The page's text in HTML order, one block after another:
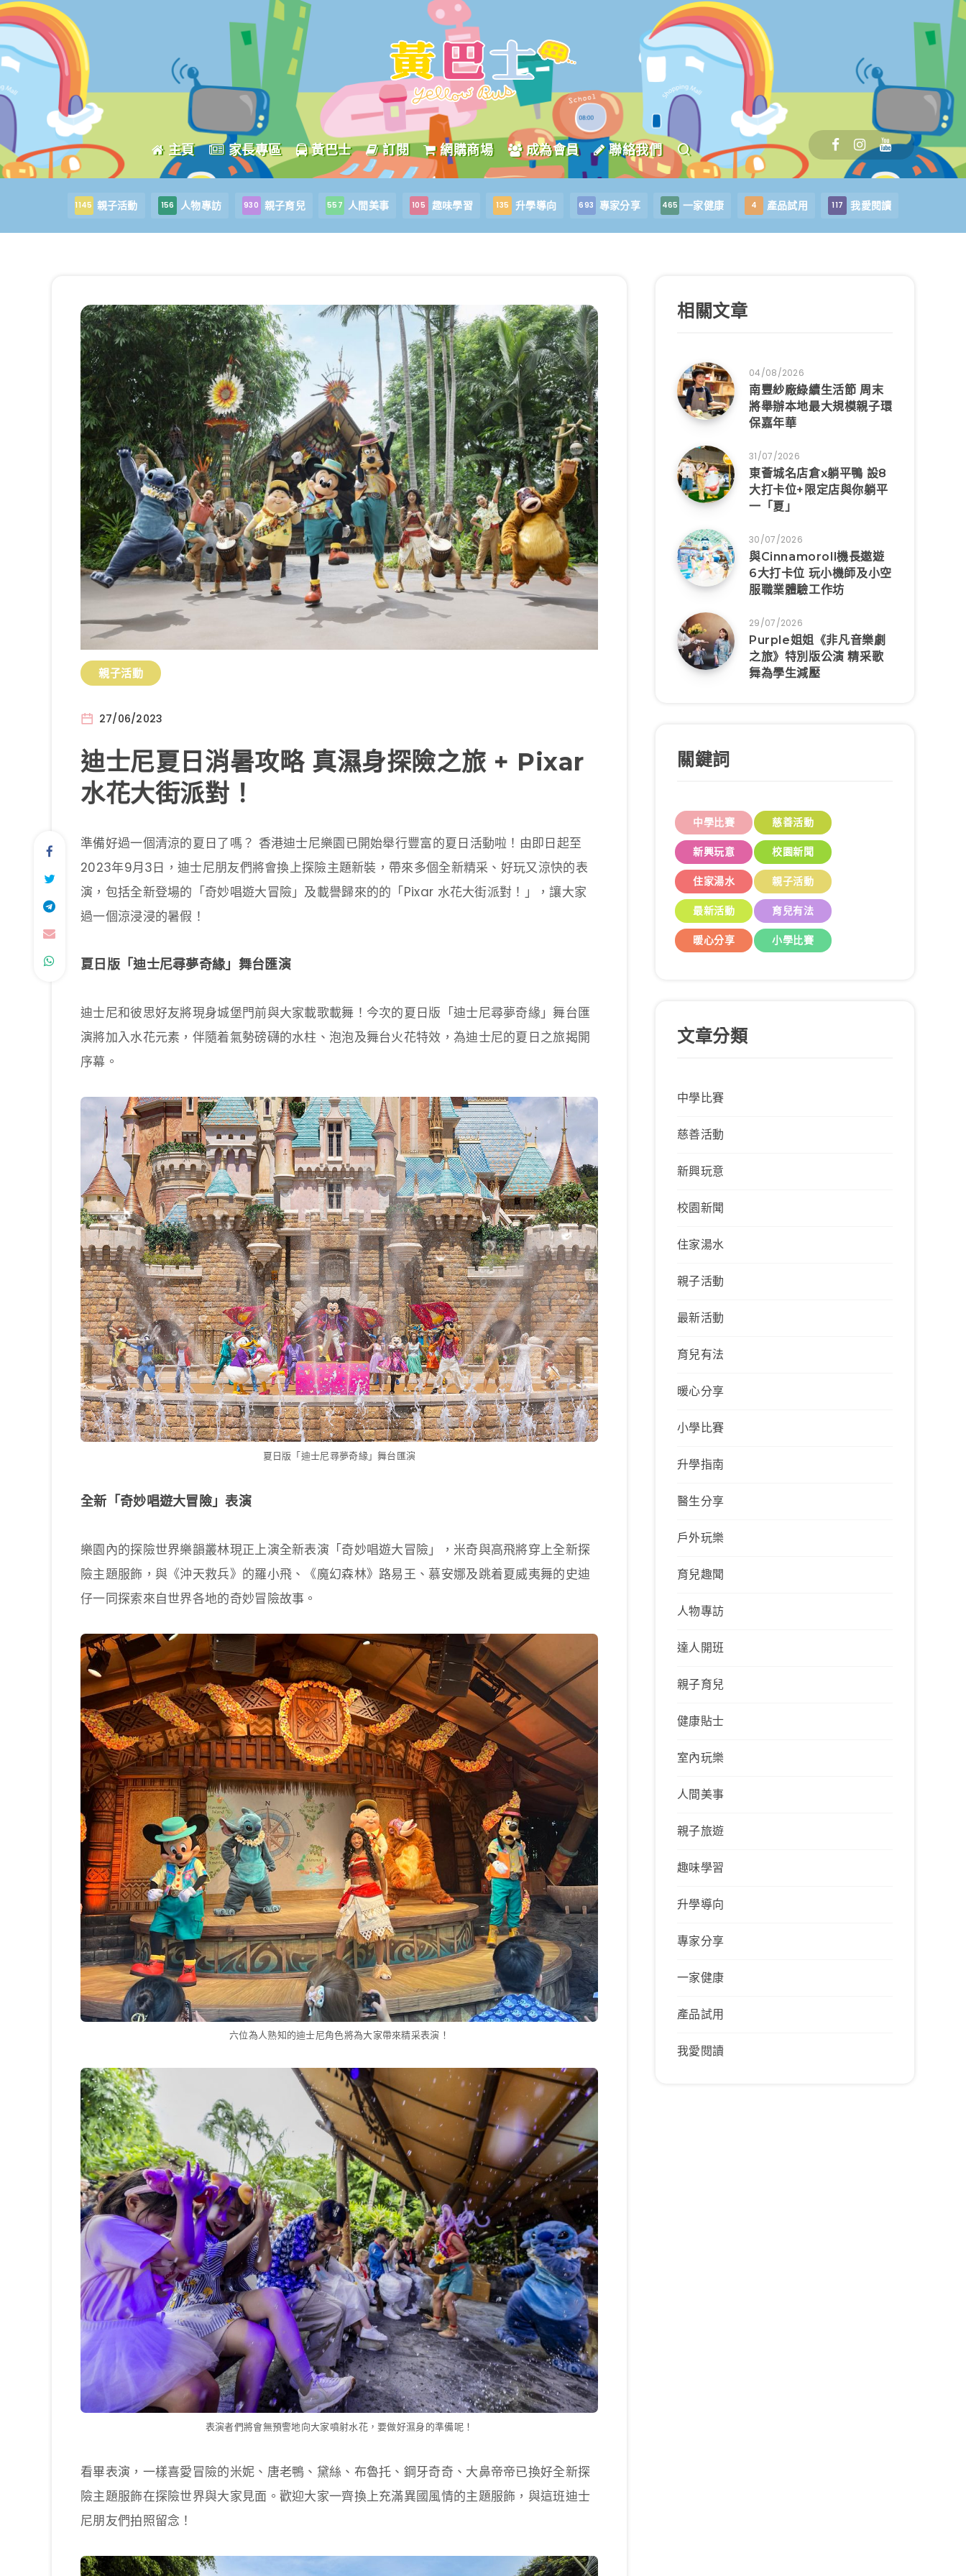
主頁 家長專區 黃巴士 訂閱 網購商場 成為會員 聯絡我們
1145 親子活動 156 人物專訪 930 親子育兒 557 人間美事 105 趣味學習 135 升學導向 693 專家分享 465 一家健康 4 產品試用 117 我愛閱讀
親子活動
27/06/2023
迪士尼夏日消暑攻略 真濕身探險之旅 + Pixar
水花大街派對！
準備好過一個清涼的夏日了嗎？ 香港迪士尼樂園已開始舉行豐富的夏日活動啦！由即日起至
2023年9月3日，迪士尼朋友們將會換上探險主題新裝，帶來多個全新精采、好玩又涼快的表
演，包括全新登場的「奇妙唱遊大冒險」及載譽歸來的的「Pixar 水花大街派對！」，讓大家
過一個涼浸浸的暑假！
夏日版「迪士尼尋夢奇緣」舞台匯演
迪士尼和彼思好友將現身城堡門前與大家載歌載舞！今次的夏日版「迪士尼尋夢奇緣」舞台匯
演將加入水花元素，伴隨着氣勢磅礴的水柱、泡泡及舞台火花特效，為迪士尼的夏日之旅揭開
序幕。
夏日版「迪士尼尋夢奇緣」舞台匯演
全新「奇妙唱遊大冒險」表演
樂園內的探險世界樂韻叢林現正上演全新表演「奇妙唱遊大冒險」，米奇與高飛將穿上全新探
險主題服飾，與《沖天救兵》的羅小飛、《魔幻森林》路易王、慕安娜及跳着夏威夷舞的史迪
仔一同探索來自世界各地的奇妙冒險故事。
六位為人熟知的迪士尼角色將為大家帶來精采表演！
表演者們將會無預警地向大家噴射水花，要做好濕身的準備呢！
看畢表演，一樣喜愛冒險的米妮、唐老鴨、黛絲、布魯托、鋼牙奇奇、大鼻帝帝已換好全新探
險主題服飾在探險世界與大家見面。歡迎大家一齊換上充滿異國風情的主題服飾，與這班迪士
尼朋友們拍照留念！
相關文章
04/08/2026
南豐紗廠綠續生活節 周末
將舉辦本地最大規模親子環
保嘉年華
31/07/2026
東薈城名店倉x躺平鴨 設8
大打卡位+限定店與你躺平
一「夏」
30/07/2026
與Cinnamoroll機長遨遊
6大打卡位 玩小機師及小空
服職業體驗工作坊
29/07/2026
Purple姐姐《非凡音樂劇
之旅》特別版公演 精采歌
舞為學生減壓
關鍵詞
中學比賽 慈善活動
新興玩意 校園新聞
住家湯水 親子活動
最新活動 育兒有法
暖心分享 小學比賽
文章分類
中學比賽
慈善活動
新興玩意
校園新聞
住家湯水
親子活動
最新活動
育兒有法
暖心分享
小學比賽
升學指南
醫生分享
戶外玩樂
育兒趣聞
人物專訪
達人開班
親子育兒
健康貼士
室內玩樂
人間美事
親子旅遊
趣味學習
升學導向
專家分享
一家健康
產品試用
我愛閱讀